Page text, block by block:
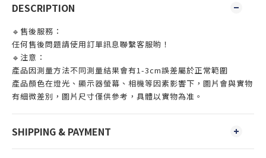
DESCRIPTION
🔹售後服務：
任何售後問題請使用訂單訊息聯繫客服喲！
🔹注意：
產品因測量方法不同測量結果會有1-3cm誤差屬於正常範圍
產品顏色在燈光、顯示器螢幕、相機等因素影響下，圖片會與實物
有細微差別，圖片尺寸僅供參考，具體以實物為准。
SHIPPING & PAYMENT